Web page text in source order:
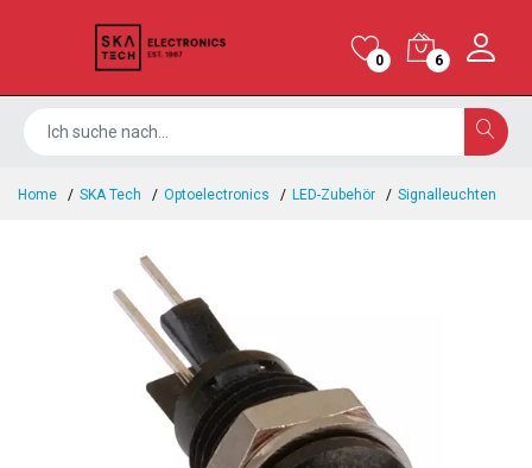
0 6
Home SKA Tech Optoelectronics LED-Zubehör Signalleuchten